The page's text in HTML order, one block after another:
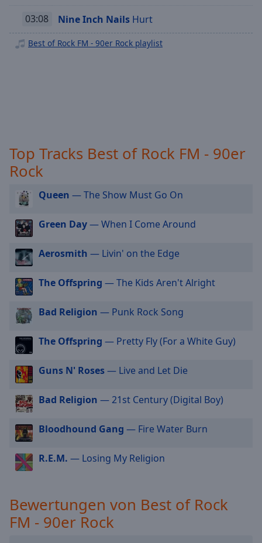
subtitles
off,
selected
modal
window.
dialog
window.
Escape
cancel
close
window.
Text
Color
Text
Background
Opacity
03:08 Nine Inch Nails Hurt
Best of Rock FM - 90er Rock playlist
Top Tracks Best of Rock FM - 90er
Rock
Queen — The Show Must Go On
Green Day— When I Come Around
Aerosmith — Livin' on the Edge
The Offspring — The Kids Aren't Alright
Bad Religion — Punk Rock Song
The Offspring — Pretty Fly (For a White Guy)
Guns N' Roses— Live and Let Die
Bad Religion — 21st Century (Digital Boy)
Bloodhound Gang — Fire Water Burn
R.E.M. — Losing My Religion
Bewertungen von Best of Rock
FM - 90er Rock